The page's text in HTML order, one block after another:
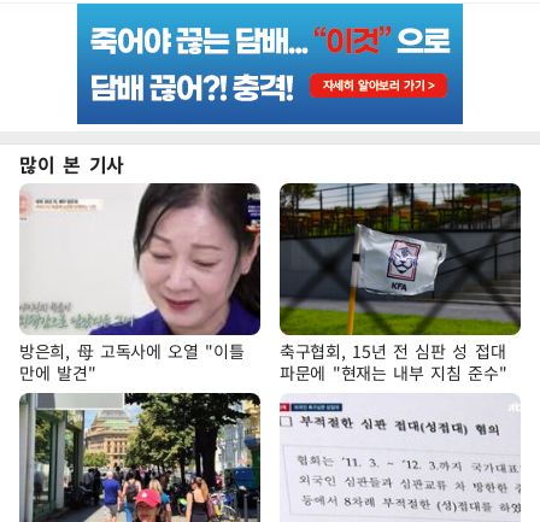
많이 본 기사
방은희, 母 고독사에 오열 "이틀
만에 발견"
축구협회, 15년 전 심판 성 접대
파문에 "현재는 내부 지침 준수"